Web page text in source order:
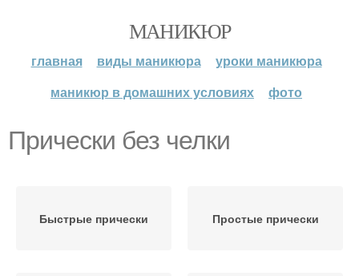
МАНИКЮР
главная виды маникюра
уроки маникюра
маникюр в домашних условиях
фото
Прически без челки
Быстрые прически Простые прически